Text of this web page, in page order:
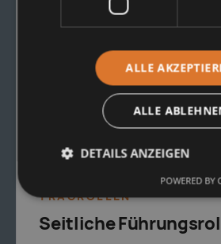
TRAGROLLEN
Seitliche
ALLE
ALLE
DETAILS ANZEIGEN
POWERED BY